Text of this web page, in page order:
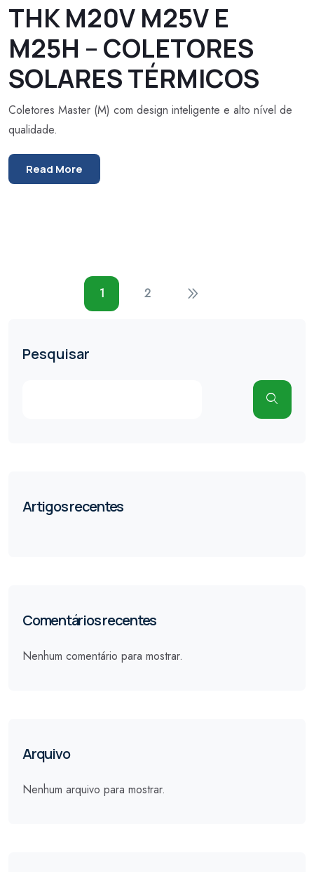
THK M20V M25V E
M25H – COLETORES
SOLARES TÉRMICOS
Coletores Master (M) com design inteligente e alto nível de
qualidade.
Read More
1 2
Pesquisar
Artigos recentes
Comentários recentes
Nenhum comentário para mostrar.
Arquivo
Nenhum arquivo para mostrar.